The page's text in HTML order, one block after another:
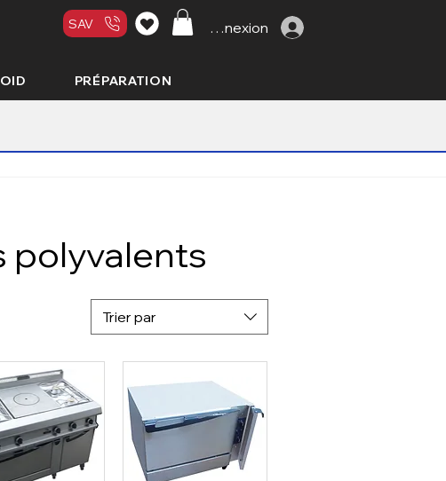
SAV Connexion
PRÉPARATION
polyvalents
Trier par